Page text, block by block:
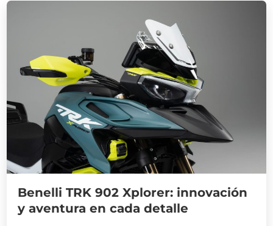
Benelli TRK 902 Xplorer: innovación
y aventura en cada detalle